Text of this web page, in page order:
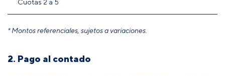
Cuotas 2 a 5
* Montos referenciales, sujetos a variaciones.
2. Pago al contado